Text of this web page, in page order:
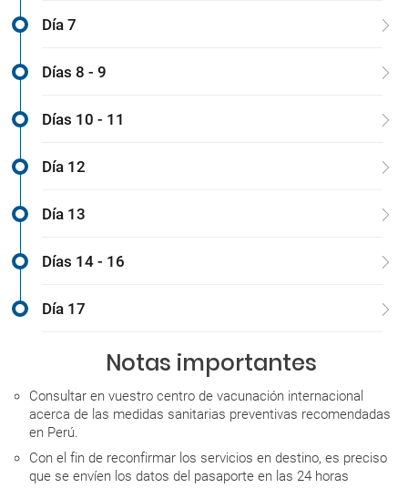
Día 7
Días 8 - 9
Días 10 - 11
Día 12
Día 13
Días 14 - 16
Día 17
Notas importantes
Consultar en vuestro centro de vacunación internacional
acerca de las medidas sanitarias preventivas recomendadas
en Perú.
Con el fin de reconfirmar los servicios en destino, es preciso
que se envíen los datos del pasaporte en las 24 horas